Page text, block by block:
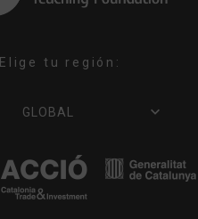
Elige tu región:
GLOBAL